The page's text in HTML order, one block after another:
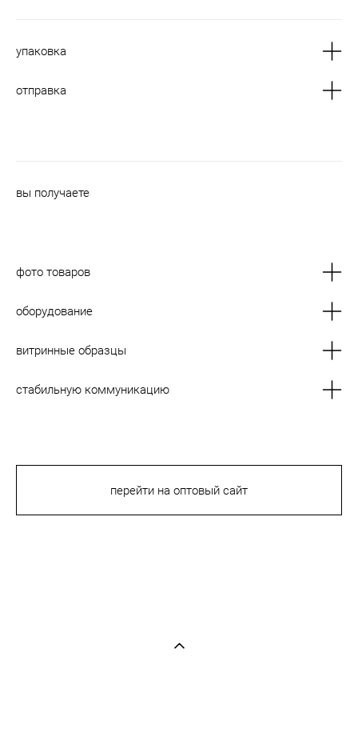
упаковка
отправка
вы получаете
фото товаров
оборудование
витринные образцы
стабильную коммуникацию
перейти на оптовый сайт